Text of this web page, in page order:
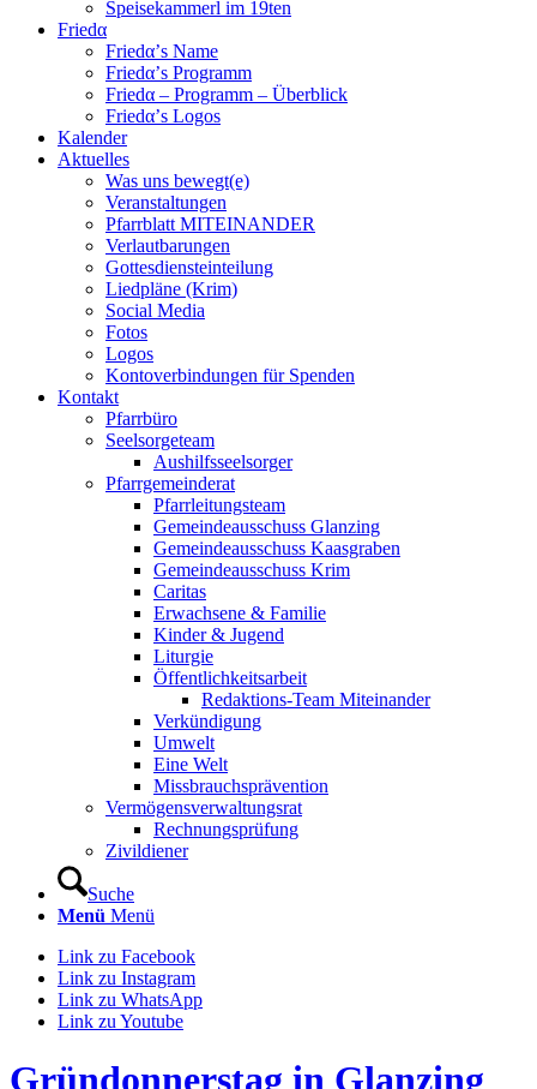
Speisekammerl im 19ten
Friedα
Friedα’s Name
Friedα’s Programm
Friedα – Programm – Überblick
Friedα’s Logos
Kalender
Aktuelles
Was uns bewegt(e)
Veranstaltungen
Pfarrblatt MITEINANDER
Verlautbarungen
Gottesdiensteinteilung
Liedpläne (Krim)
Social Media
Fotos
Logos
Kontoverbindungen für Spenden
Kontakt
Pfarrbüro
Seelsorgeteam
Aushilfsseelsorger
Pfarrgemeinderat
Pfarrleitungsteam
Gemeindeausschuss Glanzing
Gemeindeausschuss Kaasgraben
Gemeindeausschuss Krim
Caritas
Erwachsene & Familie
Kinder & Jugend
Liturgie
Öffentlichkeitsarbeit
Redaktions-Team Miteinander
Verkündigung
Umwelt
Eine Welt
Missbrauchsprävention
Vermögensverwaltungsrat
Rechnungsprüfung
Zivildiener
Suche
Menü Menü
Link zu Facebook
Link zu Instagram
Link zu WhatsApp
Link zu Youtube
Gründonnerstag in Glanzing